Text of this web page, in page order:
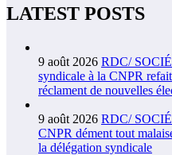
LATEST POSTS
9 août 2026 RDC/
syndicale à la CNPR
réclament de nouvelles
9 août 2026 RDC/
CNPR dément tout
la délégation syndicale